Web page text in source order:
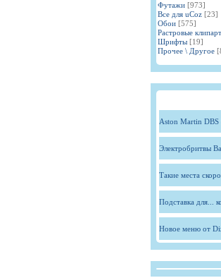
Футажи [973]
Все для uCoz [23]
Обои [575]
Растровые
Шрифты [19]
Прочее \ Другое
Aston Martin DBS
Электробритвы
Такие места
Подставка для...
Новое меню от